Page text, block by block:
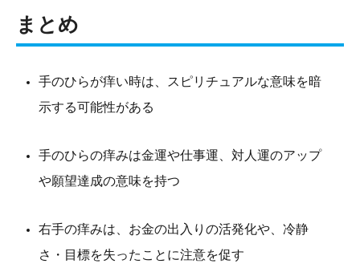
まとめ
手のひらが痒い時は、スピリチュアルな意味を暗
示する可能性がある
手のひらの痒みは金運や仕事運、対人運のアップ
や願望達成の意味を持つ
右手の痒みは、お金の出入りの活発化や、冷静
さ・目標を失ったことに注意を促す